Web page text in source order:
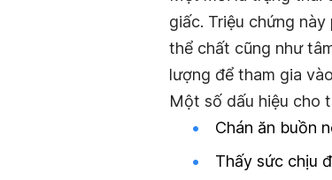
giấc. Triệu chứng
thể chất cũng như
lượng để tham gia
Một số dấu hiệu cho
Chán ăn buồn
Thấy sức chịu